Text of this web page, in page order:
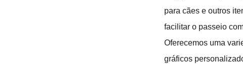
para cães e outros
facilitar o passeio
Oferecemos uma
gráficos